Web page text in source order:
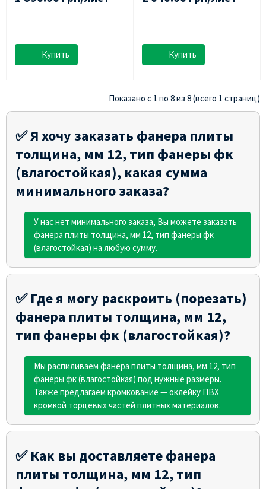
Купить Купить
Показано с 1 по 8 из 8 (всего 1 страниц)
✅ Я хочу заказать фанера плиты
толщина, мм 12, тип фанеры фк
(влагостойкая), какая сумма
минимального заказа?
У нас нет минимального заказа, Вы можете заказать
фанера плиты толщина, мм 12, тип фанеры фк
(влагостойкая) на любую сумму.
✅ Где я могу раскроить (порезать)
фанера плиты толщина, мм 12,
тип фанеры фк (влагостойкая)?
Мы распиливаем фанера плиты толщина, мм 12, тип
фанеры фк (влагостойкая) под нужные размеры.
Также предлагаем кромкование — оклейку ПВХ
кромкой торцевых частей плитных материалов.
✅ Как вы доставляете фанера
плиты толщина, мм 12, тип